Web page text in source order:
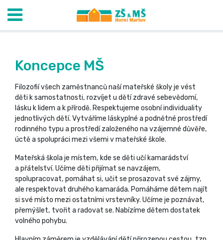
Koncepce MŠ
Filozofií všech zaměstnanců naší mateřské školy je vést
děti k samostatnosti, rozvíjet u dětí zdravé sebevědomí,
lásku k lidem a k přírodě. Respektujeme osobní individuality
jednotlivých dětí. Vytváříme láskyplné a podnětné prostředí
rodinného typu a prostředí založeného na vzájemné důvěře,
úctě a spolupráci mezi všemi v mateřské škole.
Mateřská škola je místem, kde se děti učí kamarádství
a přátelství. Učíme děti přijímat se navzájem,
spolupracovat, pomáhat si, učit se prosazovat své zájmy,
ale respektovat druhého kamaráda. Pomáháme dětem najít
si své místo mezi ostatními vrstevníky. Učíme je poznávat,
přemýšlet, tvořit a radovat se. Nabízíme dětem dostatek
volného pohybu.